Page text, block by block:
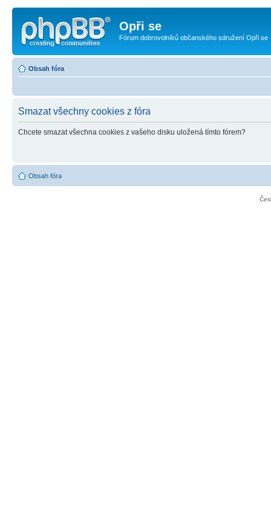
Opři se
Fórum dobrovolníků občanského sdružení Opři se
Obsah fóra
Smazat všechny cookies z fóra
Chcete smazat všechna cookies z vašeho disku uložená tímto fórem?
Obsah fóra